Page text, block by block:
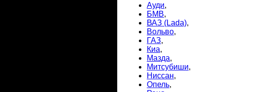
Ауди,
БМВ,
ВАЗ (Lada),
Вольво,
ГАЗ,
Киа,
Мазда,
Митсубиши,
Ниссан,
Опель,